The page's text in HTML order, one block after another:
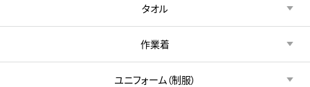
タオル
作業着
ユニフォーム（制服）